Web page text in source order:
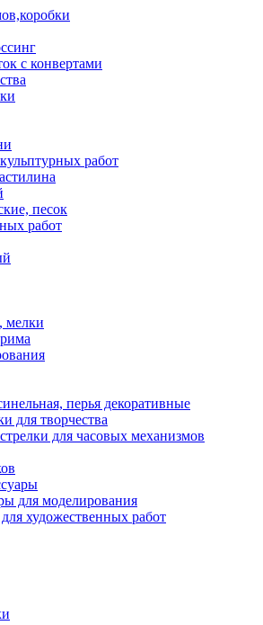
с конвертами
работ
песок
работ
мелки
перья декоративные
для творчества
для часовых механизмов
для моделирования
художественных работ